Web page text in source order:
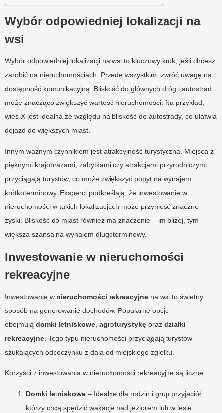
Wybór odpowiedniej lokalizacji na
wsi
Wybór odpowiedniej lokalizacji na wsi to kluczowy krok, jeśli chcesz
zarobić na nieruchomościach. Przede wszystkim, zwróć uwagę na
dostępność komunikacyjną. Bliskość do głównych dróg i autostrad
może znacząco zwiększyć wartość nieruchomości. Na przykład,
wieś X jest idealna ze względu na bliskość do autostrady, co ułatwia
dojazd do większych miast.
Innym ważnym czynnikiem jest atrakcyjność turystyczna. Miejsca z
pięknymi krajobrazami, zabytkami czy atrakcjami przyrodniczymi
przyciągają turystów, co może zwiększyć popyt na wynajem
krótkoterminowy. Eksperci podkreślają, że inwestowanie w
nieruchomości w takich lokalizacjach może przynieść znaczne
zyski. Bliskość do miast również ma znaczenie – im bliżej, tym
większa szansa na wynajem długoterminowy.
Inwestowanie w nieruchomości
rekreacyjne
Inwestowanie w nieruchomości rekreacyjne na wsi to świetny
sposób na generowanie dochodów. Popularne opcje
obejmują domki letniskowe, agroturystykę oraz działki
rekreacyjne. Tego typu nieruchomości przyciągają turystów
szukających odpoczynku z dala od miejskiego zgiełku.
Korzyści z inwestowania w nieruchomości rekreacyjne są liczne:
Domki letniskowe – Idealne dla rodzin i grup przyjaciół,
którzy chcą spędzić wakacje nad jeziorem lub w lesie.